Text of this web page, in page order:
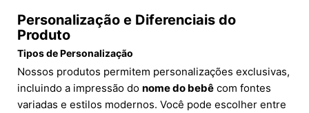
Personalização e Diferenciais do
Produto
Tipos de Personalização
Nossos produtos permitem personalizações exclusivas,
incluindo a impressão do nome do bebê com fontes
variadas e estilos modernos. Você pode escolher entre